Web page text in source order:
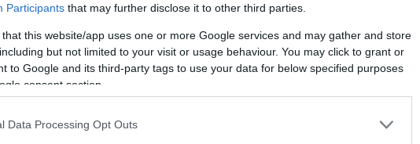
Participants that may further disclose it to other third parties.
that this website/app uses one or more Google services and may gather and store
but not limited to your visit or usage behaviour. You may click to grant or
to Google and its third-party tags to use your data for below specified purposes
consent section.
Data Processing Opt Outs
qualificati: oltre 600mila posizioni difficili da coprire